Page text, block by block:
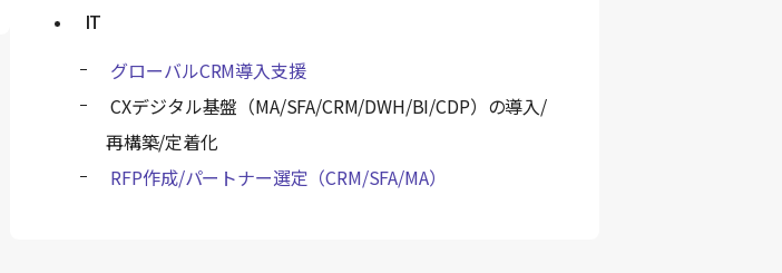
IT
グローバルCRM導入支援
CXデジタル基盤（MA/SFA/CRM/DWH/BI/CDP）の導入/
再構築/定着化
RFP作成/パートナー選定（CRM/SFA/MA）